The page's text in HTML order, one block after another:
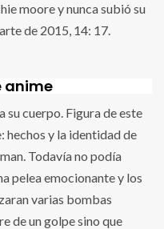
moore y nunca subió su
de 2015, 14: 17.
anime
su cuerpo. Figura de este
hechos y la identidad de
Todavía no podía
pelea emocionante y los
varias bombas
de un golpe sino que